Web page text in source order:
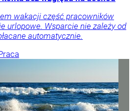
wakacji część pracowników
urlopowe. Wsparcie nie zależy od
automatycznie.